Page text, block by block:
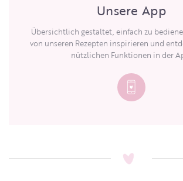
Unsere App
Übersichtlich gestaltet, einfach zu
von unseren Rezepten inspirieren und
nützlichen Funktionen in der